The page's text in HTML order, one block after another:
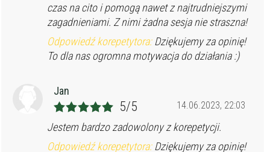
czas na cito i pomogą nawet z najtrudniejszymi
zagadnieniami. Z nimi żadna sesja nie straszna!
Odpowiedź korepetytora:Dziękujemy za opinię!
To dla nas ogromna motywacja do działania :)
Jan
14.06.2023, 22:03
5/5
Jestem bardzo zadowolony z korepetycji.
Odpowiedź korepetytora:Dziękujemy za opinię!